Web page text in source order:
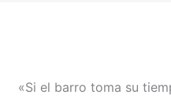
«Si el barro toma su